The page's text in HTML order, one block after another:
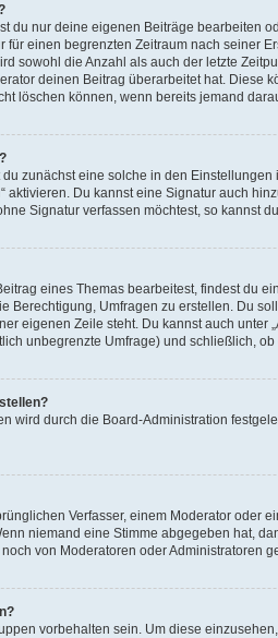
du nur deine eigenen Beiträge bearbeiten
einen begrenzten Zeitraum nach seiner
sowohl die Anzahl als auch der letzte
deinen Beitrag überarbeitet hat.
löschen können, wenn bereits jemand
zunächst eine solche in den
aktivieren. Du kannst eine Signatur auch
Signatur verfassen möchtest, so kannst
eines Themas bearbeitest, findest du
Berechtigung, Umfragen zu erstellen. Du
eigenen Zeile steht. Du kannst auch
unbegrenzte Umfrage) und schließlich,
wird durch die Board-Administration
Verfasser, einem Moderator
niemand eine Stimme abgegeben hat,
von Moderatoren oder
vorbehalten sein. Um diese